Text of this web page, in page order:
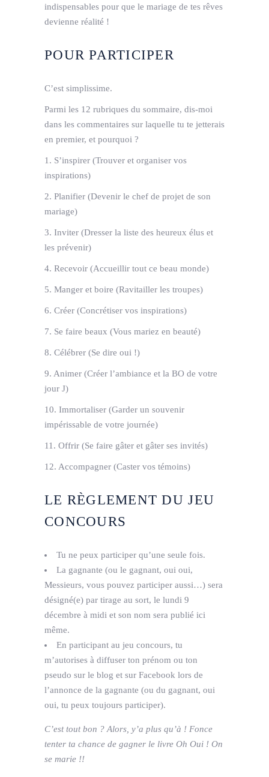
indispensables pour que le mariage de tes rêves
devienne réalité !
POUR PARTICIPER
C’est simplissime.
Parmi les 12 rubriques du sommaire, dis-moi
dans les commentaires sur laquelle tu te jetterais
en premier, et pourquoi ?
1. S’inspirer (Trouver et organiser vos
inspirations)
2. Planifier (Devenir le chef de projet de son
mariage)
3. Inviter (Dresser la liste des heureux élus et
les prévenir)
4. Recevoir (Accueillir tout ce beau monde)
5. Manger et boire (Ravitailler les troupes)
6. Créer (Concrétiser vos inspirations)
7. Se faire beaux (Vous mariez en beauté)
8. Célébrer (Se dire oui !)
9. Animer (Créer l’ambiance et la BO de votre
jour J)
10. Immortaliser (Garder un souvenir
impérissable de votre journée)
11. Offrir (Se faire gâter et gâter ses invités)
12. Accompagner (Caster vos témoins)
LE RÈGLEMENT DU JEU
CONCOURS
Tu ne peux participer qu’une seule fois.
La gagnante (ou le gagnant, oui oui,
Messieurs, vous pouvez participer aussi…) sera
désigné(e) par tirage au sort, le lundi 9
décembre à midi et son nom sera publié ici
même.
En participant au jeu concours, tu
m’autorises à diffuser ton prénom ou ton
pseudo sur le blog et sur Facebook lors de
l’annonce de la gagnante (ou du gagnant, oui
oui, tu peux toujours participer).
C’est tout bon ? Alors, y’a plus qu’à ! Fonce
tenter ta chance de gagner le livre Oh Oui ! On
se marie !!